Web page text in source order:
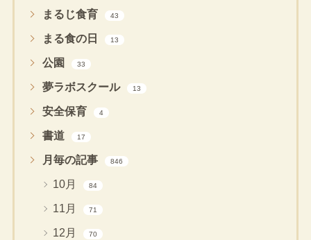
まるじ食育 43
まる食の日 13
公園 33
夢ラボスクール 13
安全保育 4
書道 17
月毎の記事 846
10月 84
11月 71
12月 70